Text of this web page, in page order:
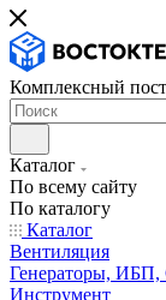
Комплексный
Каталог
По всему сайту
По каталогу
Каталог
Вентиляция
Генераторы, ИБП,
Инструмент